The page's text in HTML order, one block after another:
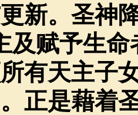
新。圣神
及赋予生命
有天主子
正是藉着